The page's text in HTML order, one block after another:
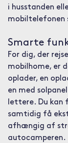
i husstanden
mobiltelefonen
Smarte
For dig, der
mobilhome, er
oplader, en
en med
lettere. Du kan
samtidig få
afhængig af
autocamperen.